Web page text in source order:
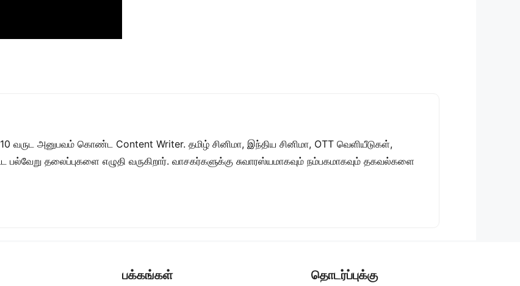
வருட அனுபவம் கொண்ட Content Writer. தமிழ் சினிமா, இந்திய சினிமா, OTT வெளியீடுகள்,
பல்வேறு தலைப்புகளை எழுதி வருகிறார். வாசகர்களுக்கு சுவாரஸ்யமாகவும் நம்பகமாகவும் தகவல்களை
பக்கங்கள் தொடர்ப்புக்கு